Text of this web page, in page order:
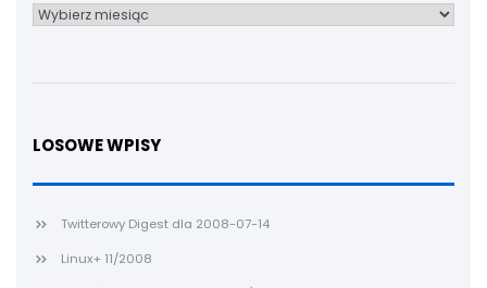
Archiwum
LOSOWE WPISY
Twitterowy Digest dla 2008-07-14
Linux+ 11/2008